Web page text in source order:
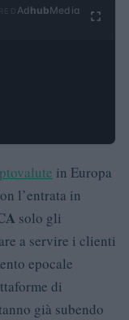
Ad hubMedia
in Europa
l’entrata in
solo gli
a servire i clienti
epocale
di
già subendo